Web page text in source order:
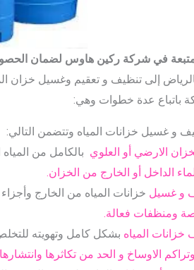
في شركة ركين هاوس لضمان
إلى تنظيف و تعقيم وغسيل خزان
باتباع عدة خطوات وهي:
و غسيل خزانات المياه وتتضمن التالي:
الارضي أو العلوي بالكامل من
الداخل أو الخارج من الخزان.
و غسيل خزانات المياه من الخارج وأجزاء
ومنظفات فعالة.
خزانات المياه بشكل كامل وتهويته
وتراكم الاوساخ و الحد من تكاثرها